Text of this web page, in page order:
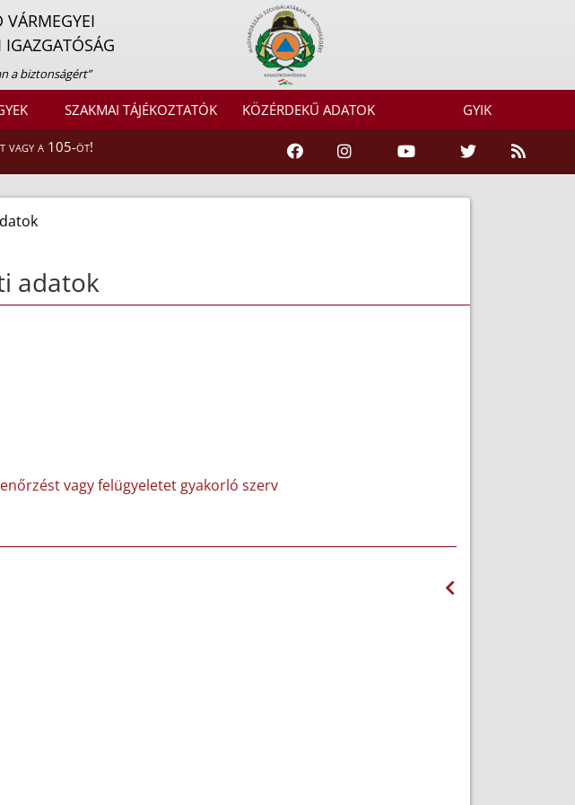
VÁRMEGYEI
IGAZGATÓSÁG
a biztonságért”
SZAKMAI TÁJÉKOZTATÓK KÖZÉRDEKŰ ADATOK GYIK
t vagy a 105-öt!
adatok
vagy felügyeletet gyakorló szerv